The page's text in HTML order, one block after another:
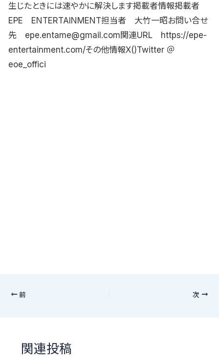
生じたときには速やかに解決します掲載者情報掲載者
EPE ENTERTAINMENT担当者 大竹一昭お問い合せ
先 epe.entame@gmail.com関連URL https://epe-
entertainment.com/その他情報X()Twitter ＠
eoe_offici
前 次
関連投稿